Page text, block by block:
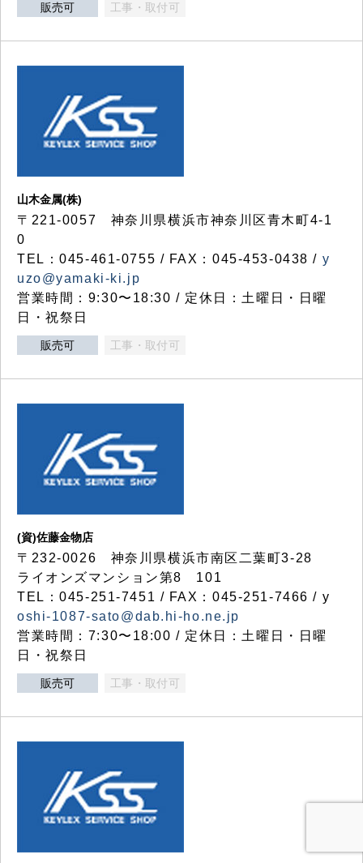
販売可 工事・取付可
山木金属(株)
〒221-0057 神奈川県横浜市神奈川区青木町4-1
0
TEL：045-461-0755 / FAX：045-453-0438 / y
uzo@yamaki-ki.jp
営業時間：9:30〜18:30 / 定休日：土曜日・日曜
日・祝祭日
販売可 工事・取付可
(資)佐藤金物店
〒232-0026 神奈川県横浜市南区二葉町3-28
ライオンズマンション第8 101
TEL：045-251-7451 / FAX：045-251-7466 / y
oshi-1087-sato@dab.hi-ho.ne.jp
営業時間：7:30〜18:00 / 定休日：土曜日・日曜
日・祝祭日
販売可 工事・取付可